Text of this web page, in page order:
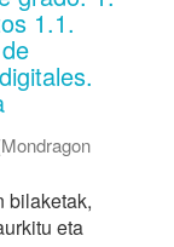
1.1.
Mondragon
bilaketak,
eta